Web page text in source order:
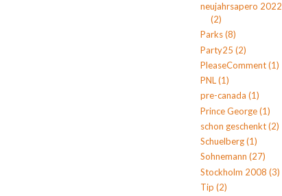
neujahrsapero
(2)
Parks(8)
Party25 (2)
PleaseComment(1)
PNL(1)
pre-canada (1)
Prince George(1)
schon geschenkt(2)
Schuelberg(1)
Sohnemann (27)
Stockholm 2008 (3)
Tip (2)